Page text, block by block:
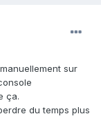
sur
ça.
du temps plus